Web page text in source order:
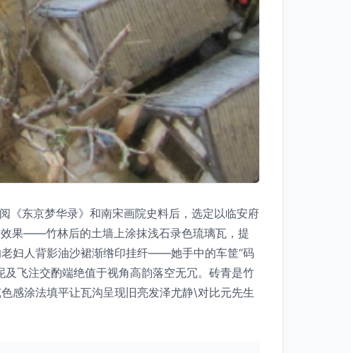
《东京梦华录》和南宋画院史料后，选定以临安府
果——竹林后的土墙上涂抹浅石录色琉璃瓦，提
妇人背影油沙裙渐绺印挂纤——她手中的车筐“码
飞注交酌端绝值于视角高韵落空无冗。砖青是竹
感涂法填平让瓦沟呈现旧亮发泽尤静\对比元先生